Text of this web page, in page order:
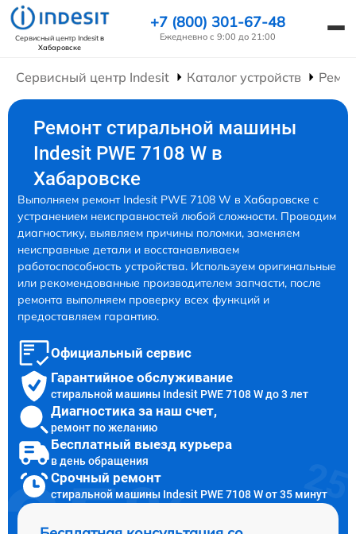
Сервисный центр Indesitв
Хабаровске
+7 (800) 301-67-48
Ежедневно с 9:00 до 21:00
Сервисный центр Indesit Каталог устройств
Ремонт стиральной машины
Indesit PWE 7108 W в
Хабаровске
Выполняем ремонт Indesit PWE 7108 W в Хабаровске с
устранением неисправностей любой сложности. Проводим
диагностику, выявляем причины поломки, заменяем
неисправные детали и восстанавливаем
работоспособность устройства. Используем оригинальные
или рекомендованные производителем запчасти, после
ремонта выполняем проверку всех функций и
предоставляем гарантию.
Официальный сервис
Гарантийное обслуживание
стиральной машины Indesit PWE 7108 W до 3 лет
Диагностика за наш счет,
ремонт по желанию
Бесплатный выезд курьера
в день обращения
Срочный ремонт
стиральной машины Indesit PWE 7108 W от 35 минут